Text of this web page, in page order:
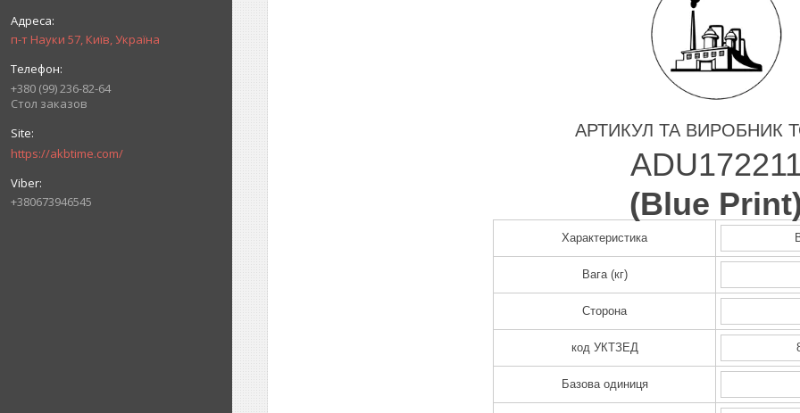
п-т Науки 57, Київ, Україна
+380 (99) 236-82-64
Стол заказов
https://akbtime.com/
+380673946545
АРТИКУЛ ТА ВИРОБНИК
(Blue Print
Характеристика
Вага (кг)
Сторона
код УКТЗЕД
Базова одиниця